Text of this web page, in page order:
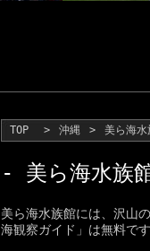
TOP > 沖縄 > 美ら海水
- 美ら海水族
美ら海水族館には、沢山
海観察ガイド」は無料で